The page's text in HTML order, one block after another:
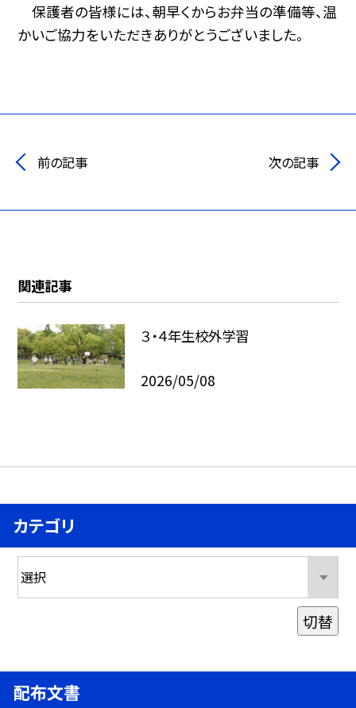
保護者の皆様には、朝早くからお弁当の準備等、温
かいご協力をいただきありがとうございました。
前の記事 次の記事
関連記事
３・４年生校外学習
2026/05/08
カテゴリ
切替
配布文書